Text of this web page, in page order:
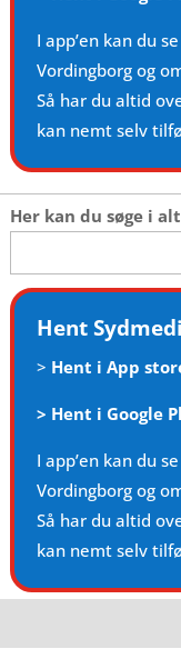
I app’en kan du
Vordingborg og
Så har du altid
kan nemt selv
Her kan du søge i
efter:
Hent
> Hent i App
> Hent i Google
I app’en kan du
Vordingborg og
Så har du altid
kan nemt selv